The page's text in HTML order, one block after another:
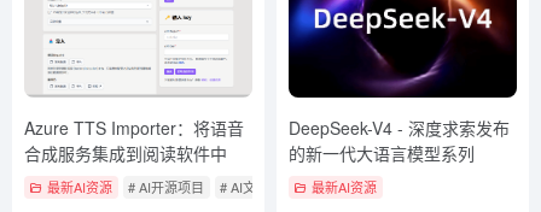
Azure TTS Importer：将语音
合成服务集成到阅读软件中
最新AI资源 # AI开源项目 # AI文本转语音
DeepSeek-V4 - 深度求索发布
的新一代大语言模型系列
最新AI资源